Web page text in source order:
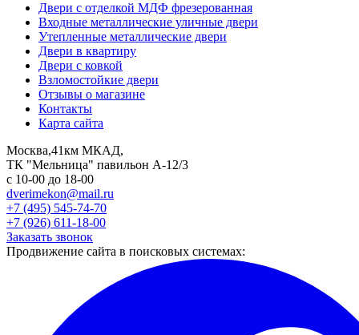
Двери с отделкой МДФ фрезерованная
Входные металлические уличные двери
Утепленные металлические двери
Двери в квартиру
Двери с ковкой
Взломостойкие двери
Отзывы о магазине
Контакты
Карта сайта
Москва,41км МКАД,
ТК "Мельница" павильон А-12/3
с 10-00 до 18-00
dverimekon@mail.ru
+7 (495) 545-74-70
+7 (926) 611-18-00
Заказать звонок
Продвижение сайта в поисковых системах: